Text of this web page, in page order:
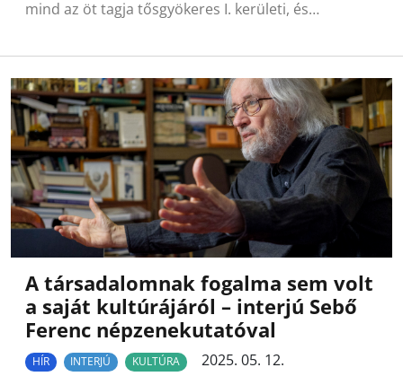
mind az öt tagja tősgyökeres I. kerületi, és…
A társadalomnak fogalma sem volt
a saját kultúrájáról – interjú Sebő
Ferenc népzenekutatóval
HÍR INTERJÚ KULTÚRA
2025. 05. 12.